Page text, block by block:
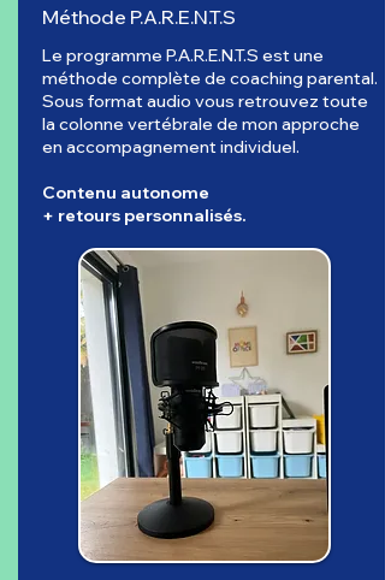
Méthode P.A.R.E.N.T.S
Le programme P.A.R.E.N.T.S est une
méthode complète de coaching parental.
Sous format audio vous retrouvez toute
la colonne vertébrale de mon approche
en accompagnement individuel.
Contenu autonome
+ retours personnalisés.